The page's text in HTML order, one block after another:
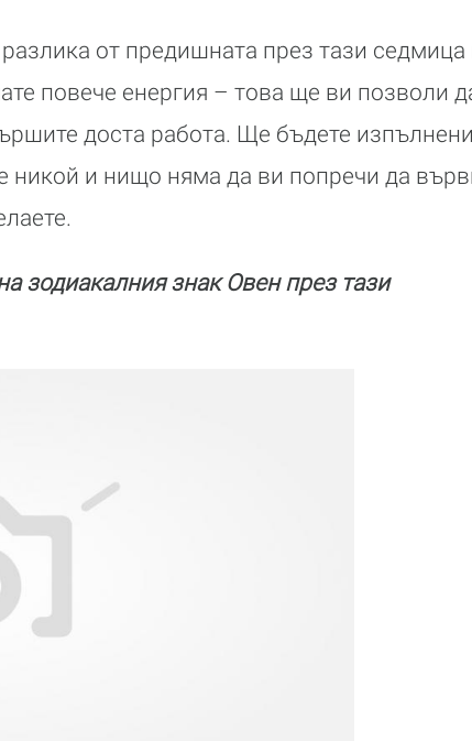
от предишната през тази
повече енергия – това ще ви позволи
доста работа. Ще бъдете
никой и нищо няма да ви попречи да
зодиакалния знак Овен през тази